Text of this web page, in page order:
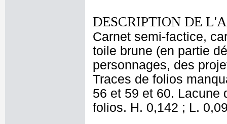
DESCRIPTION DE
Carnet semi-factice,
toile brune (en partie
personnages, des
Traces de folios
56 et 59 et 60. Lacune
folios. H. 0,142 ; L.